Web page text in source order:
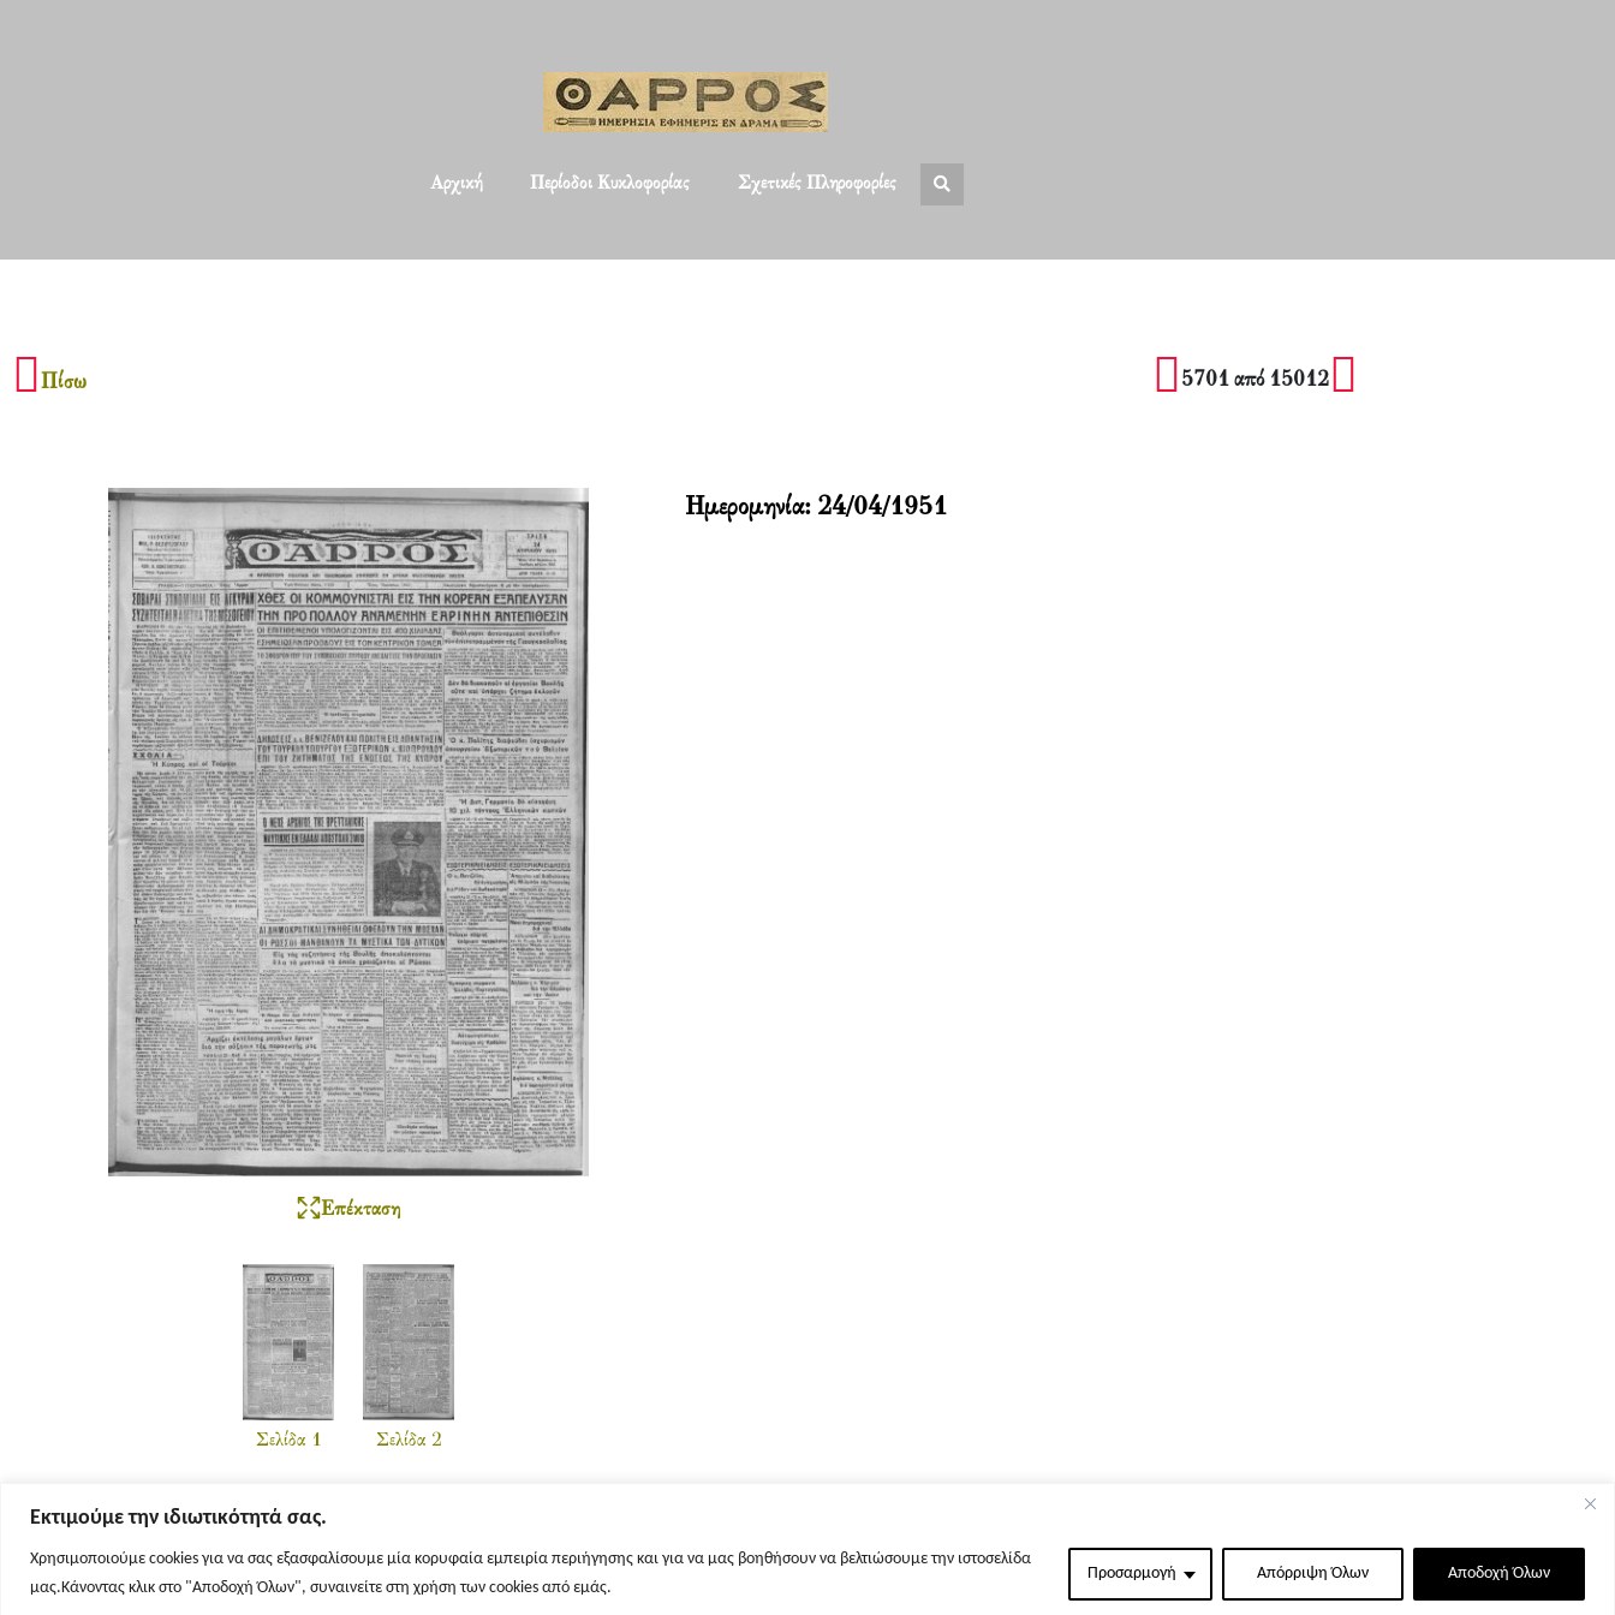
Εκτιμούμε την ιδιωτικότητά σας.
Χρησιμοποιούμε cookies για να σας εξασφαλίσουμε μία κορυφαία εμπειρία περιήγησης και για να μας βοηθήσουν να βελτιώσουμε την ιστοσελίδα
μας.Κάνοντας κλικ στο "Αποδοχή Όλων", συναινείτε στη χρήση των cookies από εμάς.
Προσαρμογή Απόρριψη Όλων Αποδοχή Όλων
Αρχική Περίοδοι Κυκλοφορίας Σχετικές Πληροφορίες
Πίσω 5701 από 15012
Επέκταση
Σελίδα 1 Σελίδα 2
Ημερομηνία: 24/04/1951